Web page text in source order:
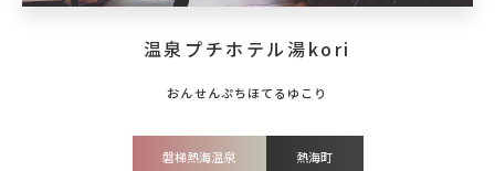
温泉プチホテル湯kori
磐梯熱海温泉 熱海町